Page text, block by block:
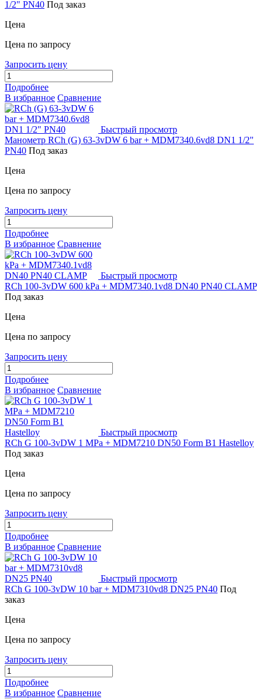
1/2" PN40 Под заказ
Цена
Цена по запросу
Запросить цену
Подробнее
В избранное Сравнение
Быстрый просмотр
Манометр RCh (G) 63-3vDW 6 bar + MDM7340.6vd8 DN1 1/2"
PN40 Под заказ
Цена
Цена по запросу
Запросить цену
Подробнее
В избранное Сравнение
Быстрый просмотр
RCh 100-3vDW 600 kPa + MDM7340.1vd8 DN40 PN40 CLAMP
Под заказ
Цена
Цена по запросу
Запросить цену
Подробнее
В избранное Сравнение
Быстрый просмотр
RCh G 100-3vDW 1 MPa + MDM7210 DN50 Form B1 Hastelloy
Под заказ
Цена
Цена по запросу
Запросить цену
Подробнее
В избранное Сравнение
Быстрый просмотр
RCh G 100-3vDW 10 bar + MDM7310vd8 DN25 PN40 Под
заказ
Цена
Цена по запросу
Запросить цену
Подробнее
В избранное Сравнение